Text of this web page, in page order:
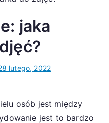
jaka
lutego, 2022
osób jest między
jest to bardzo